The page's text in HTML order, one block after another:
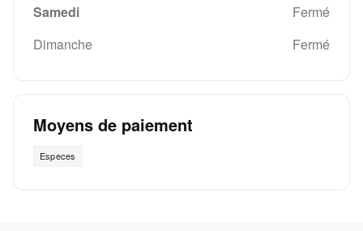
Samedi
Fermé
Dimanche
Fermé
Moyens de paiement
Especes